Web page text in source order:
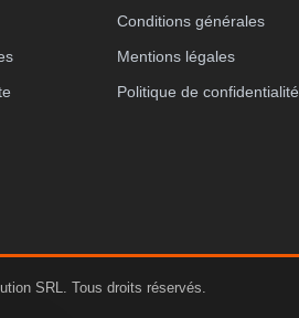
Conditions générales
Mentions légales
Politique de confidentialité
SRL. Tous droits réservés.